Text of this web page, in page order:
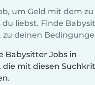
um Geld mit dem zu
du liebst. Finde
zu deinen
Babysitter Jobs in
die mit diesen